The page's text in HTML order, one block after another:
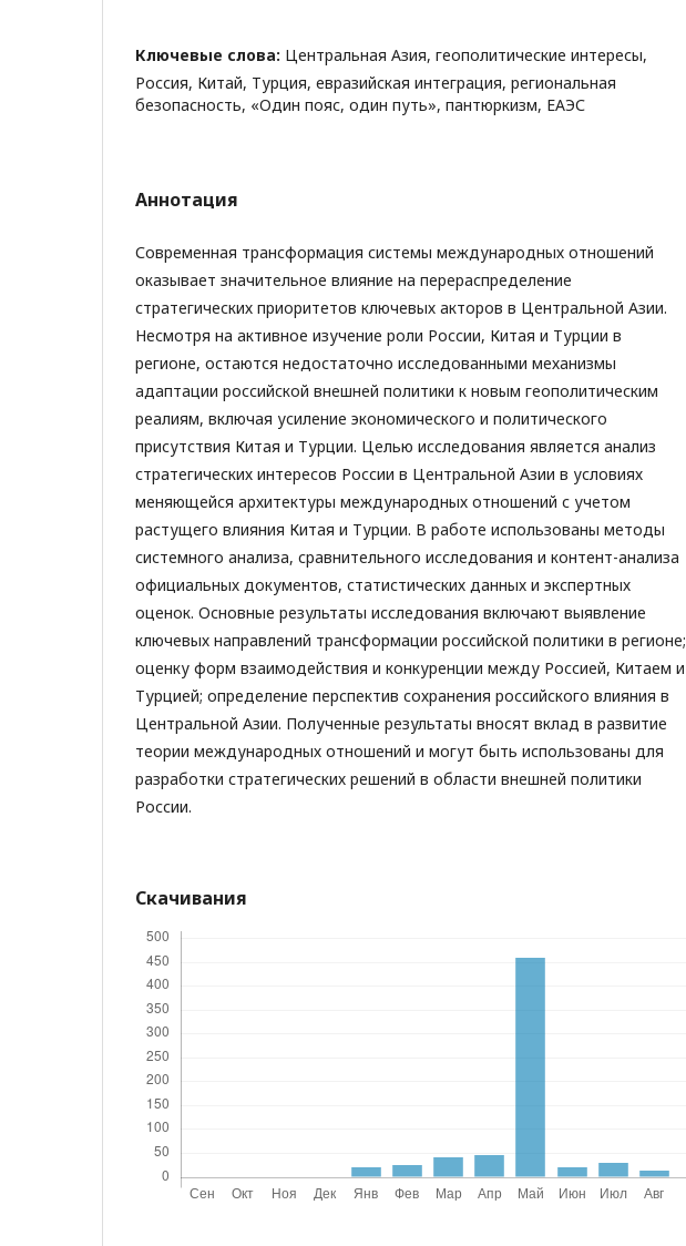
Ключевые слова: Центральная Азия, геополитические интересы,
Россия, Китай, Турция, евразийская интеграция, региональная
безопасность, «Один пояс, один путь», пантюркизм, ЕАЭС
Аннотация
Современная трансформация системы международных отношений
оказывает значительное влияние на перераспределение
стратегических приоритетов ключевых акторов в Центральной Азии.
Несмотря на активное изучение роли России, Китая и Турции в
регионе, остаются недостаточно исследованными механизмы
адаптации российской внешней политики к новым геополитическим
реалиям, включая усиление экономического и политического
присутствия Китая и Турции. Целью исследования является анализ
стратегических интересов России в Центральной Азии в условиях
меняющейся архитектуры международных отношений с учетом
растущего влияния Китая и Турции. В работе использованы методы
системного анализа, сравнительного исследования и контент-анализа
официальных документов, статистических данных и экспертных
оценок. Основные результаты исследования включают выявление
ключевых направлений трансформации российской политики в регионе;
оценку форм взаимодействия и конкуренции между Россией, Китаем и
Турцией; определение перспектив сохранения российского влияния в
Центральной Азии. Полученные результаты вносят вклад в развитие
теории международных отношений и могут быть использованы для
разработки стратегических решений в области внешней политики
России.
Скачивания